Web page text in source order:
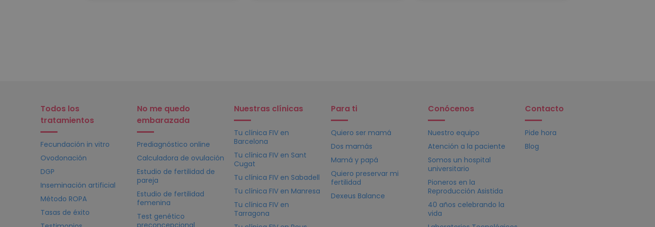
Todos los
tratamientos
Fecundación in vitro
Ovodonación
DGP
Inseminación artificial
Método ROPA
Tasas de éxito
No me quedo
embarazada
Prediagnóstico online
Calculadora de ovulación
Estudio de fertilidad de
pareja
Estudio de fertilidad
femenina
Test genético
preconcepcional
Nuestras clínicas
Tu clínica FIV en
Barcelona
Tu clínica FIV en Sant
Cugat
Tu clínica FIV en Sabadell
Tu clínica FIV en Manresa
Tu clínica FIV en
Tarragona
Para ti
Quiero ser mamá
Dos mamás
Mamá y papá
Quiero preservar mi
fertilidad
Dexeus Balance
Conócenos
Nuestro equipo
Atención a la paciente
Somos un hospital
universitario
Pioneros en la
Reproducción Asistida
40 años celebrando la
vida
Contacto
Pide hora
Blog